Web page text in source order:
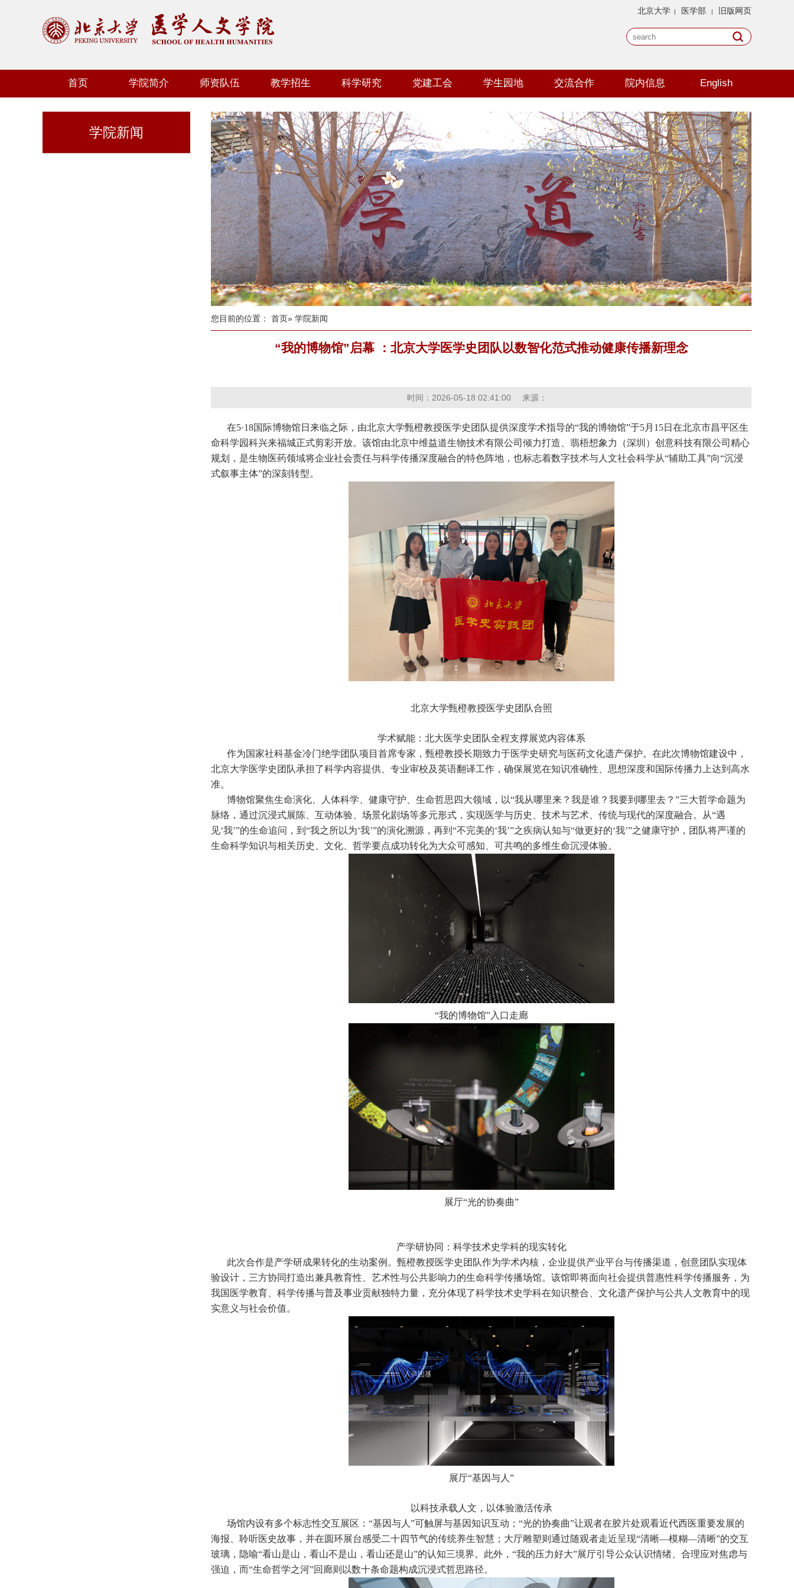
北京大学 | 医学部 | 旧版网页
首页 学院简介 师资队伍 教学招生 科学研究 党建工会 学生园地 交流合作 院内信息 English
学院新闻
您目前的位置： 首页» 学院新闻
“我的博物馆”启幕 ：北京大学医学史团队以数智化范式推动健康传播新理念
时间：2026-05-18 02:41:00 来源：
在5·18国际博物馆日来临之际，由北京大学甄橙教授医学史团队提供深度学术指导的“我的博物馆”于5月15日在北京市昌平区生
命科学园科兴来福城正式剪彩开放。该馆由北京中维益道生物技术有限公司倾力打造、翡梧想象力（深圳）创意科技有限公司精心
规划，是生物医药领域将企业社会责任与科学传播深度融合的特色阵地，也标志着数字技术与人文社会科学从“辅助工具”向“沉浸
式叙事主体”的深刻转型。
北京大学甄橙教授医学史团队合照
学术赋能：北大医学史团队全程支撑展览内容体系
作为国家社科基金冷门绝学团队项目首席专家，甄橙教授长期致力于医学史研究与医药文化遗产保护。在此次博物馆建设中，
北京大学医学史团队承担了科学内容提供、专业审校及英语翻译工作，确保展览在知识准确性、思想深度和国际传播力上达到高水
准。
博物馆聚焦生命演化、人体科学、健康守护、生命哲思四大领域，以“我从哪里来？我是谁？我要到哪里去？”三大哲学命题为
脉络，通过沉浸式展陈、互动体验、场景化剧场等多元形式，实现医学与历史、技术与艺术、传统与现代的深度融合。从“遇
见‘我’”的生命追问，到“我之所以为‘我’”的演化溯源，再到“不完美的‘我’”之疾病认知与“做更好的‘我’”之健康守护，团队将严谨的
生命科学知识与相关历史、文化、哲学要点成功转化为大众可感知、可共鸣的多维生命沉浸体验。
“我的博物馆”入口走廊
展厅“光的协奏曲”
产学研协同：科学技术史学科的现实转化
此次合作是产学研成果转化的生动案例。甄橙教授医学史团队作为学术内核，企业提供产业平台与传播渠道，创意团队实现体
验设计，三方协同打造出兼具教育性、艺术性与公共影响力的生命科学传播场馆。该馆即将面向社会提供普惠性科学传播服务，为
我国医学教育、科学传播与普及事业贡献独特力量，充分体现了科学技术史学科在知识整合、文化遗产保护与公共人文教育中的现
实意义与社会价值。
展厅“基因与人”
以科技承载人文，以体验激活传承
场馆内设有多个标志性交互展区：“基因与人”可触屏与基因知识互动；“光的协奏曲”让观者在胶片处观看近代西医重要发展的
海报、聆听医史故事，并在圆环展台感受二十四节气的传统养生智慧；大厅雕塑则通过随观者走近呈现“清晰—模糊—清晰”的交互
玻璃，隐喻“看山是山，看山不是山，看山还是山”的认知三境界。此外，“我的压力好大”展厅引导公众认识情绪、合理应对焦虑与
强迫，而“生命哲学之河”回廊则以数十条命题构成沉浸式哲思路径。